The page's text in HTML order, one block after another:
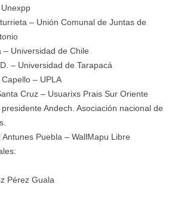
– Unión Comunal de Juntas de
– Universidad de Chile
– Universidad de Tarapacá
– UPLA
Cruz – Usuarixs Prais Sur Oriente
Andech. Asociación nacional de
Puebla – WallMapu Libre
Pérez Guala